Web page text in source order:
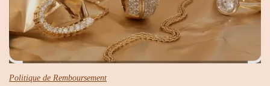
Politique de Remboursement